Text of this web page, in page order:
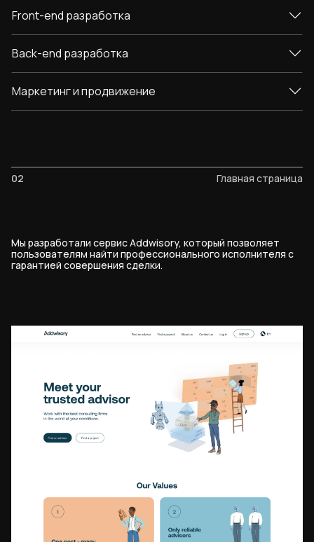
Front-end разработка
Back-end разработка
Маркетинг и продвижение
02 Главная страница
Мы разработали сервис Addwisory, который позволяет
пользователям найти профессионального исполнителя с
гарантией совершения сделки.